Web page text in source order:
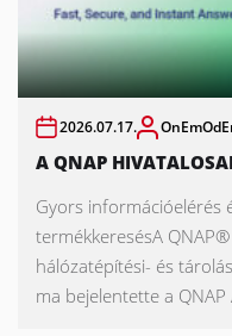
2026.07.17.
A QNAP
Gyors információelérés
termékkeresésA
hálózatépítési- és
ma bejelentette a QNAP